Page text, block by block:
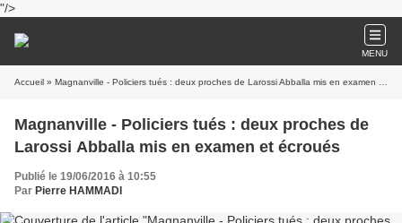
"/>
MENU
Accueil » Magnanville - Policiers tués : deux proches de Larossi Abballa mis en examen et écroués
Magnanville - Policiers tués : deux proches de
Larossi Abballa mis en examen et écroués
Publié le 19/06/2016 à 10:55
Par Pierre HAMMADI